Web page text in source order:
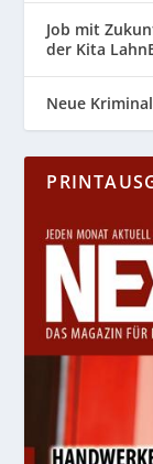
Job mit
der Kita
Neue